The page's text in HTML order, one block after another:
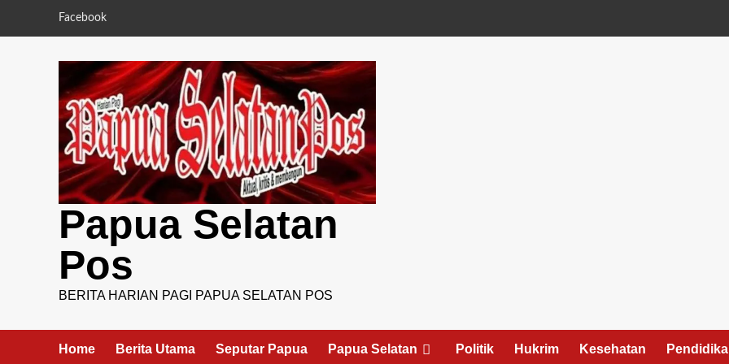
Facebook
Papua Selatan
Pos
BERITA HARIAN PAGI PAPUA SELATAN POS
Home Berita Utama Seputar Papua Papua Selatan Politik Hukrim Kesehatan